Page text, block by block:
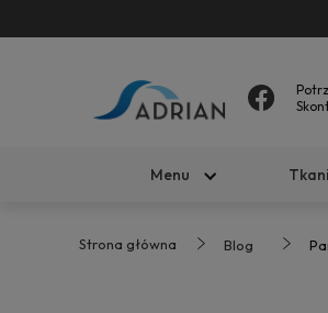
Menu
Strona główna Blog